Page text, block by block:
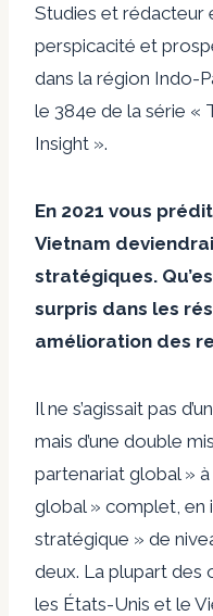
Studies et rédacteur
perspicacité et
dans la région Indo-
le 384e de la série «
Insight ».
En 2021 vous prédit
Vietnam
stratégiques.
surpris dans les
amélioration des
Il ne s’agissait pas
mais d’une double
partenariat global »
global » complet, en
stratégique » de
deux. La plupart des
les États-Unis et le